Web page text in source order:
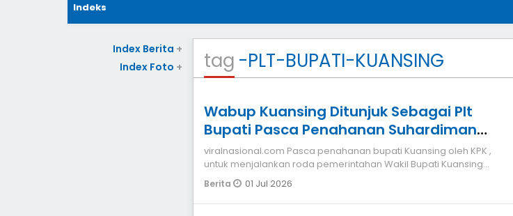
Indeks
tag -PLT-BUPATI-KUANSING
Wabup Kuansing Ditunjuk Sebagai Plt
Bupati Pasca Penahanan Suhardiman
Amby
viralnasional.com Pasca penahanan bupati Kuansing oleh KPK ,
untuk menjalankan roda pemerintahan Wakil Bupati Kuansing
Muklisin ditunjuk
Berita 01 Jul 2026
Index Berita +
Index Foto +